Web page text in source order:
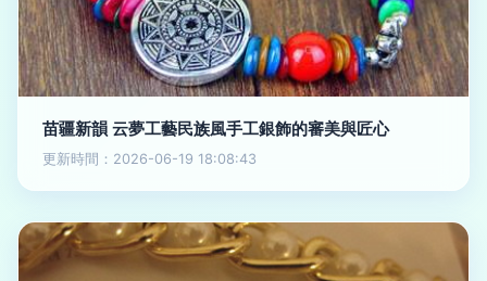
苗疆新韻 云夢工藝民族風手工銀飾的審美與匠心
更新時間：2026-06-19 18:08:43